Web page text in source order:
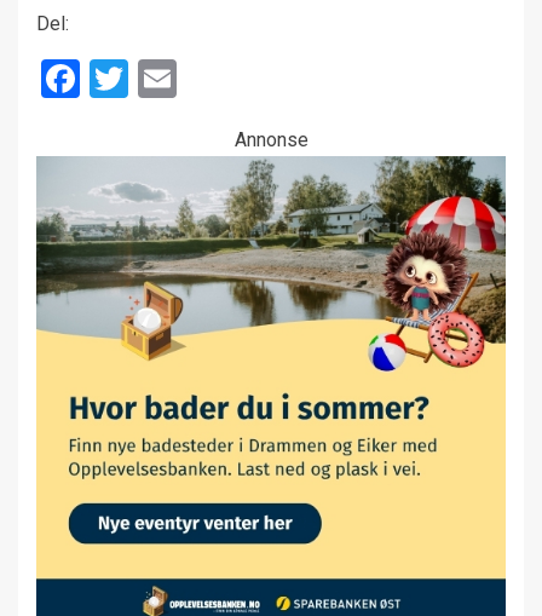
Del:
Facebook
Twitter
Annonse